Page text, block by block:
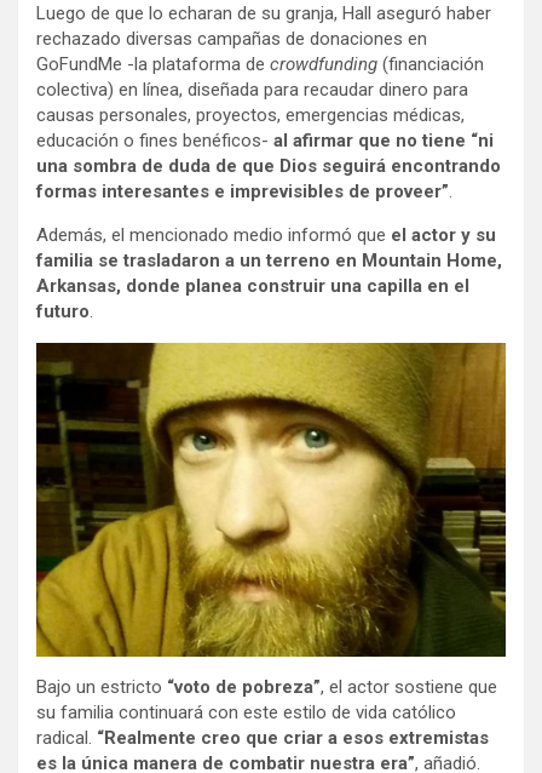
Luego de que lo echaran de su granja, Hall aseguró haber
rechazado diversas campañas de donaciones en
GoFundMe -la plataforma de crowdfunding (financiación
colectiva) en línea, diseñada para recaudar dinero para
causas personales, proyectos, emergencias médicas,
educación o fines benéficos- al afirmar que no tiene “ni
una sombra de duda de que Dios seguirá encontrando
formas interesantes e imprevisibles de proveer”.
Además, el mencionado medio informó que el actor y su
familia se trasladaron a un terreno en Mountain Home,
Arkansas, donde planea construir una capilla en el
futuro.
Bajo un estricto “voto de pobreza”, el actor sostiene que
su familia continuará con este estilo de vida católico
radical. “Realmente creo que criar a esos extremistas
es la única manera de combatir nuestra era”, añadió.